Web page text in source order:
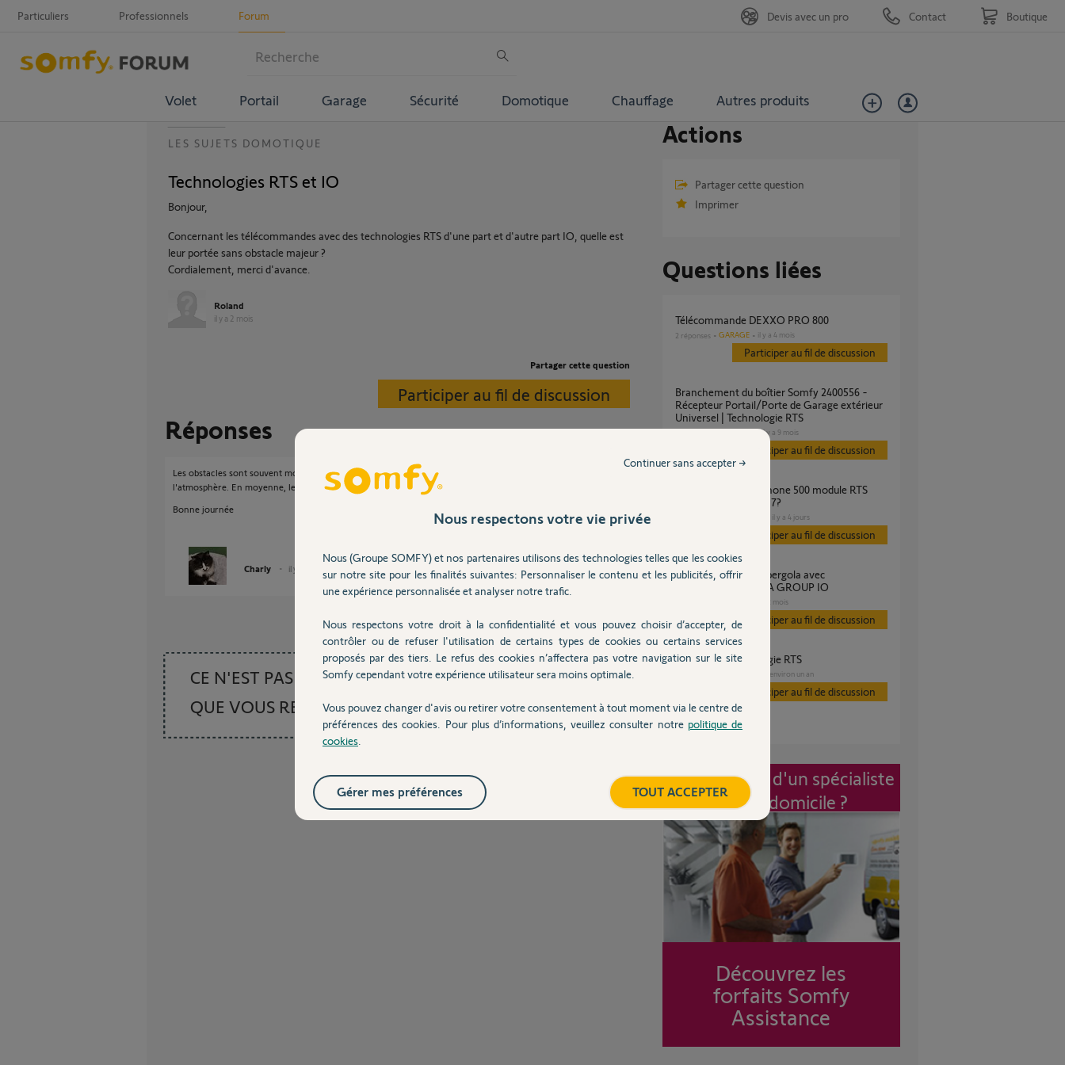
Particuliers Professionnels Forum
Volet Portail Garage Sécurité Domotique Chauffage Autres produits
Devis avec un pro Contact Boutique
LES SUJETS DOMOTIQUE
Technologies RTS et IO
Bonjour,
Concernant les télécommandes avec des technologies RTS d'une part et d'autre part IO, quelle est
leur portée sans obstacle majeur ?
Cordialement, merci d'avance.
Roland
il y a 2 mois
Partager cette question
Participer au fil de discussion
Réponses
Les obstacles sont souvent moins perturbants que les saletés électromagnétiques de
l'atmosphère. En moyenne, les portées sont >25-40m<.
Bonne journée
Charly il y a 2 mois
CE N'EST PAS CE
QUE VOUS RECHERCHEZ
Actions
Partager cette question
Imprimer
Questions liées
Télécommande DEXXO PRO 800
2 réponses GARAGE il y a 4 mois
Participer au fil de discussion
Branchement du boîtier Somfy 2400556 -
Récepteur Portail/Porte de Garage extérieur
Universel | Technologie RTS
GARAGE il y a 9 mois
Participer au fil de discussion
avec portail GO SLG7?
il y a 4 jours
Participer au fil de discussion
Appairage capteurs pergola avec
télécommande NINA GROUP IO
il y a 2 mois
Participer au fil de discussion
Arrêt de la technologie RTS
il y a environ un an
Participer au fil de discussion
Intervention d'un spécialiste
à mon domicile ?
Découvrez les
forfaits Somfy
Assistance
Nous respectons votre vie privée
Nous (Groupe SOMFY) et nos partenaires utilisons des technologies telles que les cookies
sur notre site pour les finalités suivantes: Personnaliser le contenu et les publicités, offrir
une expérience personnalisée et analyser notre trafic.
Nous respectons votre droit à la confidentialité et vous pouvez choisir d’accepter, de
contrôler ou de refuser l'utilisation de certains types de cookies ou certains services
proposés par des tiers. Le refus des cookies n’affectera pas votre navigation sur le site
Somfy cependant votre expérience utilisateur sera moins optimale.
Vous pouvez changer d'avis ou retirer votre consentement à tout moment via le centre de
préférences des cookies. Pour plus d’informations, veuillez consulter notre politique de
cookies
Continuer sans accepter →
TOUT ACCEPTER
Gérer mes préférences